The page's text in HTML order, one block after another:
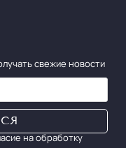
свежие новости
на обработку